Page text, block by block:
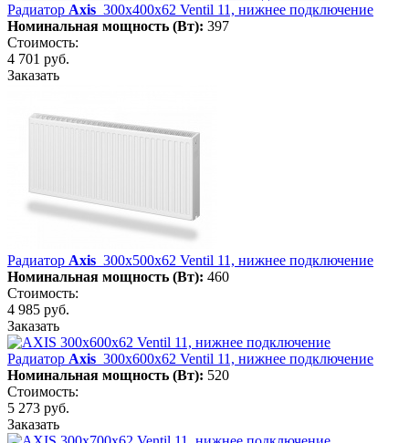
Радиатор Axis 300х400х62 Ventil 11, нижнее подключение
Номинальная мощность (Вт): 397
Стоимость:
4 701 руб.
Заказать
Радиатор Axis 300х500х62 Ventil 11, нижнее подключение
Номинальная мощность (Вт): 460
Стоимость:
4 985 руб.
Заказать
Радиатор Axis 300х600х62 Ventil 11, нижнее подключение
Номинальная мощность (Вт): 520
Стоимость:
5 273 руб.
Заказать